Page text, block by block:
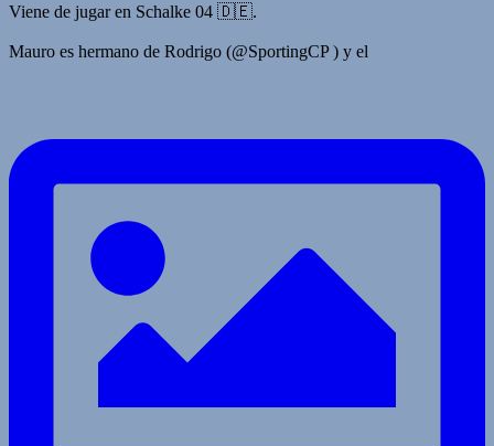
Viene de jugar en Schalke 04 🇩🇪.
Mauro es hermano de Rodrigo (@SportingCP ) y el